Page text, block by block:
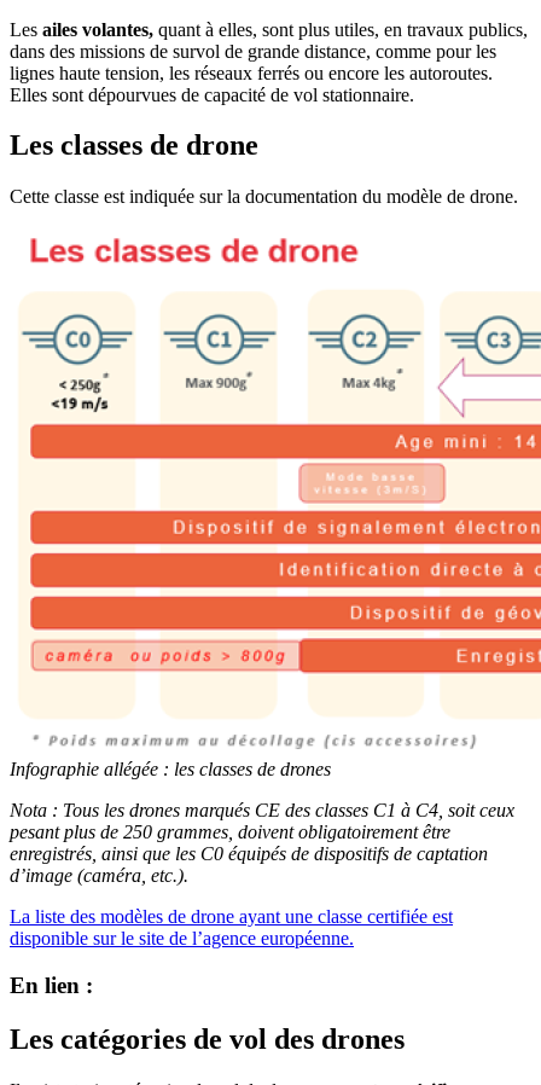
Les ailes volantes, quant à elles, sont plus utiles, en travaux publics,
dans des missions de survol de grande distance, comme pour les
lignes haute tension, les réseaux ferrés ou encore les autoroutes.
Elles sont dépourvues de capacité de vol stationnaire.
Les classes de drone
Cette classe est indiquée sur la documentation du modèle de drone.
Infographie allégée : les classes de drones
Nota : Tous les drones marqués CE des classes C1 à C4, soit ceux
pesant plus de 250 grammes, doivent obligatoirement être
enregistrés, ainsi que les C0 équipés de dispositifs de captation
d’image (caméra, etc.).
La liste des modèles de drone ayant une classe certifiée est
disponible sur le site de l’agence européenne.
En lien :
Les catégories de vol des drones